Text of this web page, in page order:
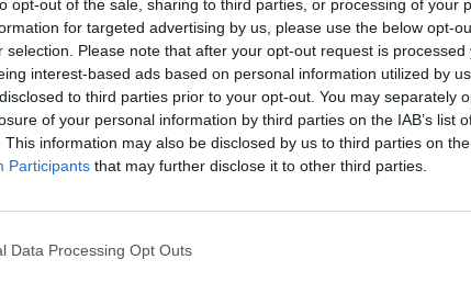
opt-out of the sale, sharing to third parties, or processing of your
for targeted advertising by us, please use the below opt-
selection. Please note that after your opt-out request is processed
interest-based ads based on personal information utilized by
to third parties prior to your opt-out. You may separately
of your personal information by third parties on the IAB’s list
This information may also be disclosed by us to third parties on the
Participants that may further disclose it to other third parties.
Data Processing Opt Outs
σε